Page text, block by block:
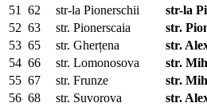
51
62 str-la Pionerschii str-la
52 63 str. Pionerscaia str.
53 65 str. Gherțena str.
54 66 str. Lomonosova str.
55 67 str. Frunze str.
56 68 str. Suvorova str.